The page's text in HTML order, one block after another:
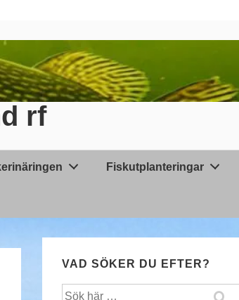
rf
Fiskutplanteringar
VAD SÖKER DU EFTER?
Sök